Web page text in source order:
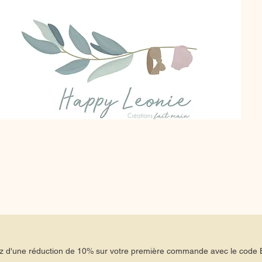
d'une réduction de 10% sur votre première commande avec le code